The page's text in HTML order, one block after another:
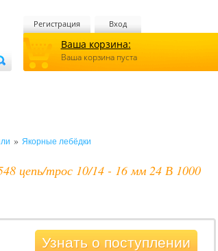
Регистрация Вход
Ваша корзина:
Ваша корзина пуста
» Якорные лебёдки
цепь/трос 10/14 - 16 мм 24 В 1000
Узнать о поступлении